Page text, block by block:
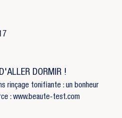
DORMIR !
rinçage tonifiante : un bonheur
: www.beaute-test.com